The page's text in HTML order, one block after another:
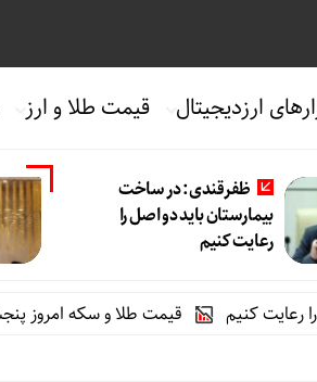
ارزدیجیتال قیمت طلا و ارز
ظفرقندی: در ساخت
بیمارستان باید دو اصل را
رعایت کنیم
قیمت طلا و سکه امروز پنجشنبه 15مرداد 1405/ افزایش همه قیمت ها + جدول